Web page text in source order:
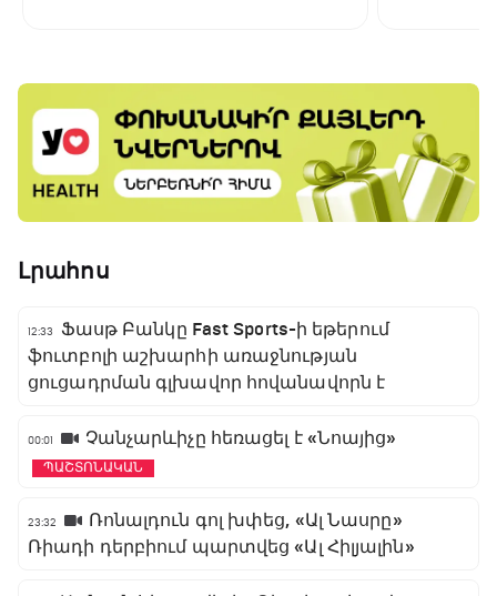
Լրահոս
12:33
Ֆասթ Բանկը Fast Sports-ի եթերում
ֆուտբոլի աշխարհի առաջնության
ցուցադրման գլխավոր հովանավորն է
00:01 Չանչարևիչը հեռացել է «Նոայից»
ՊԱՇՏՈՆԱԿԱՆ
23:32
Ռոնալդուն գոլ խփեց, «Ալ Նասրը»
Ռիադի դերբիում պարտվեց «Ալ Հիլյալին»